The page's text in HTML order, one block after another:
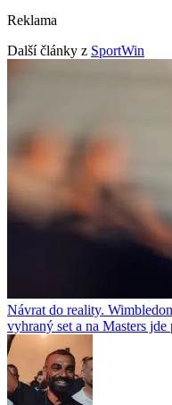
Reklama
Další články z SportWin
Návrat do reality.
vyhraný set a na Masters